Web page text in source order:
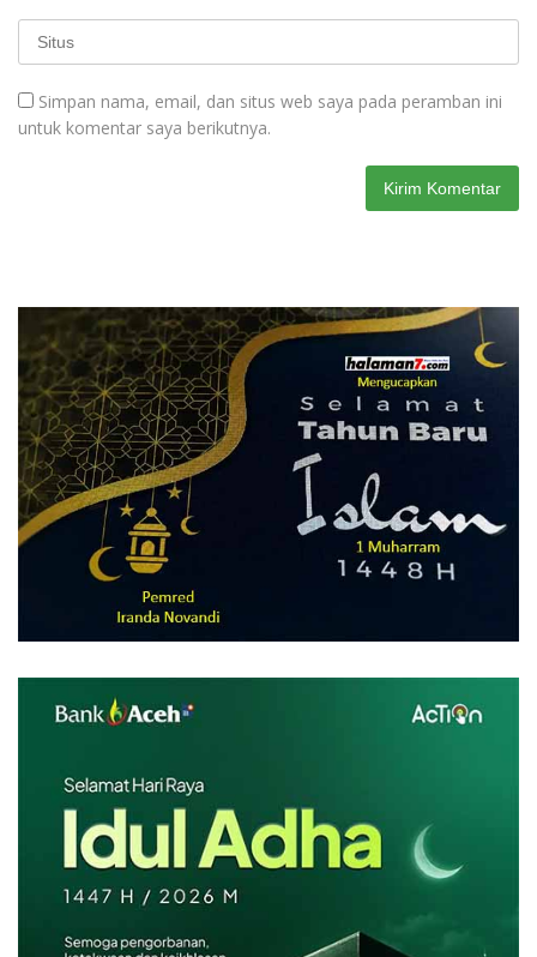
Simpan nama, email, dan situs web saya pada peramban ini
untuk komentar saya berikutnya.